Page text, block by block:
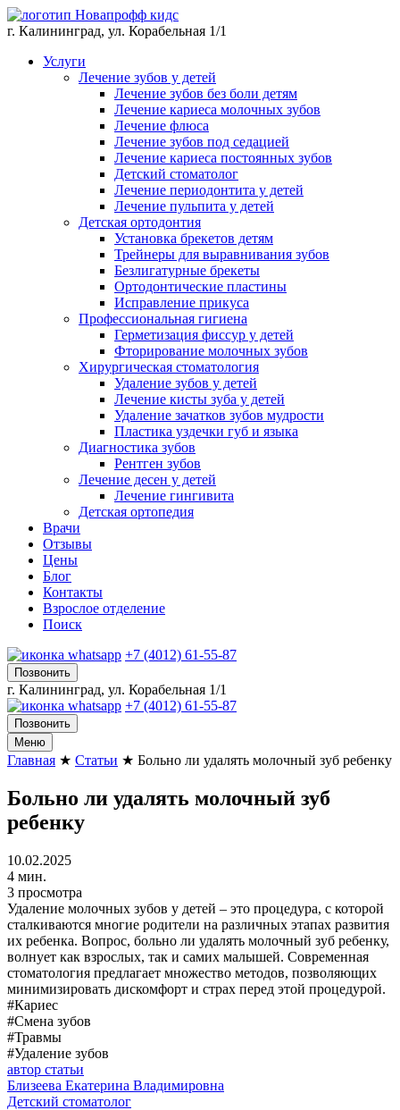
г. Калининград, ул. Корабельная 1/1
Услуги
Лечение зубов у детей
Лечение зубов без боли детям
Лечение кариеса молочных зубов
Лечение флюса
Лечение зубов под седацией
Лечение кариеса постоянных зубов
Детский стоматолог
Лечение периодонтита у детей
Лечение пульпита у детей
Детская ортодонтия
Установка брекетов детям
Трейнеры для выравнивания зубов
Безлигатурные брекеты
Ортодонтические пластины
Исправление прикуса
Профессиональная гигиена
Герметизация фиссур у детей
Фторирование молочных зубов
Хирургическая стоматология
Удаление зубов у детей
Лечение кисты зуба у детей
Удаление зачатков зубов мудрости
Пластика уздечки губ и языка
Диагностика зубов
Рентген зубов
Лечение десен у детей
Лечение гингивита
Детская ортопедия
Врачи
Отзывы
Цены
Блог
Контакты
Взрослое отделение
Поиск
+7 (4012) 61-55-87
Позвонить
г. Калининград, ул. Корабельная 1/1
+7 (4012) 61-55-87
Позвонить
Меню
Главная ★ Статьи ★ Больно ли удалять молочный зуб ребенку
Больно ли удалять молочный зуб
ребенку
10.02.2025
4 мин.
3 просмотра
Удаление молочных зубов у детей – это процедура, с которой
сталкиваются многие родители на различных этапах развития
их ребенка. Вопрос, больно ли удалять молочный зуб ребенку,
волнует как взрослых, так и самих малышей. Современная
стоматология предлагает множество методов, позволяющих
минимизировать дискомфорт и страх перед этой процедурой.
#Кариес
#Смена зубов
#Травмы
#Удаление зубов
автор статьи
Близеева Екатерина Владимировна
Детский стоматолог